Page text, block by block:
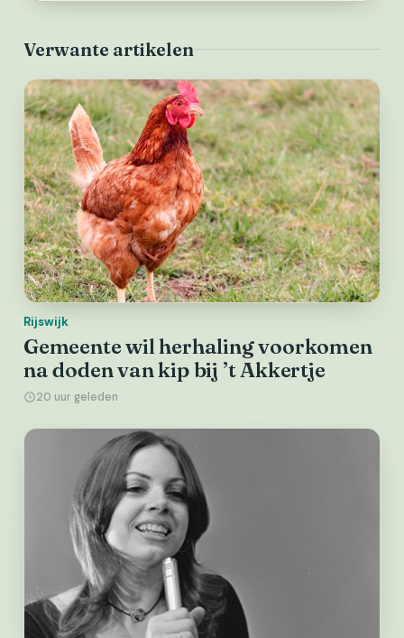
Verwante artikelen
Rijswijk
Gemeente wil herhaling voorkomen
na doden van kip bij ’t Akkertje
20 uur geleden